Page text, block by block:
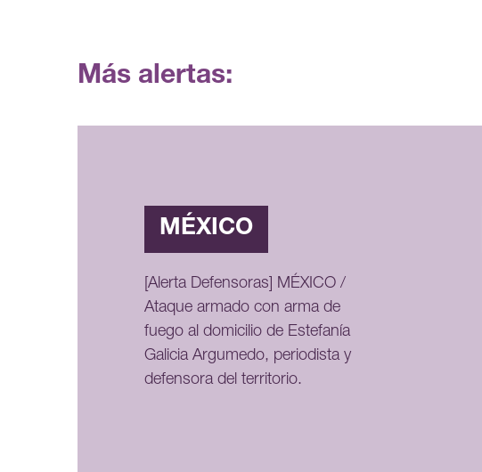
Más alertas:
MÉXICO
[Alerta Defensoras] MÉXICO /
Ataque armado con arma de
fuego al domicilio de Estefanía
Galicia Argumedo, periodista y
defensora del territorio.